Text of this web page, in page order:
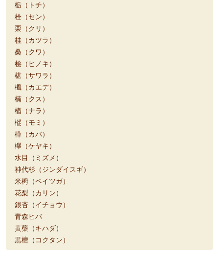
栃（トチ）
栓（セン）
栗（クリ）
桂（カツラ）
桑（クワ）
桧（ヒノキ）
椹（サワラ）
楓（カエデ）
楠（クス）
楢（ナラ）
樅（モミ）
樺（カバ）
欅（ケヤキ）
水目（ミズメ）
神代杉（ジンダイスギ）
米栂（ベイツガ）
花梨（カリン）
銀杏（イチョウ）
青森ヒバ
黄蘗（キハダ）
黒檀（コクタン）